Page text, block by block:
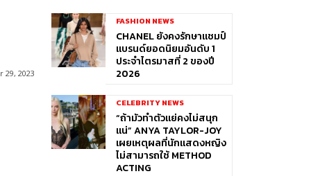
29, 2023
FASHION NEWS
CHANEL ยังคงรักษาแชมป์
แบรนด์ยอดนิยมอันดับ 1
ประจำไตรมาสที่ 2 ของปี
2026
CELEBRITY NEWS
“ถ้ามัวทำตัวแย่คงไม่สนุก
แน่” ANYA TAYLOR-JOY
เผยเหตุผลที่นักแสดงหญิง
ไม่สามารถใช้ METHOD
ACTING